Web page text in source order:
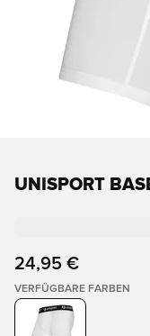
UNISPORT
24,95 €
VERFÜGBARE FARBEN